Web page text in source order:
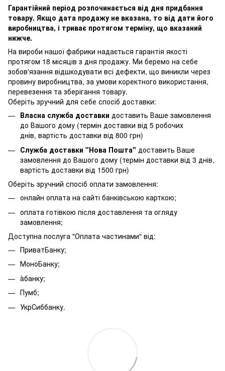
Гарантійний період розпочинається від дня придбання
товару. Якщо дата продажу не вказана, то від дати його
виробництва, і триває протягом терміну, що вказаний
нижче.
На вироби нашої фабрики надається гарантія якості
протягом 18 місяців з дня продажу. Ми беремо на себе
зобов'язання відшкодувати всі дефекти, що виникли через
провину виробництва, за умови коректного використання,
перевезення та зберігання товару.
Оберіть зручний для себе спосіб доставки:
Власна служба доставки доставить Ваше замовлення
до Вашого дому (термін доставки від 5 робочих
днів, вартість доставки від 800 грн)
Служба доставки "Нова Пошта" доставить Ваше
замовлення до Вашого дому (термін доставки від 3 днів,
вартість доставки від 1500 грн)
Оберіть зручний спосіб оплати замовлення:
онлайн оплата на сайті банківською карткою;
оплата готівкою після доставлення та огляду
замовлення;
Доступна послуга "Оплата частинами" від:
ПриватБанку;
МоноБанку;
àбанку;
Пумб;
УкрСиббанку.